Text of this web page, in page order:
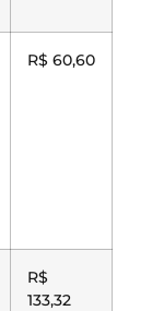
R$ 60,60
R$
133,32